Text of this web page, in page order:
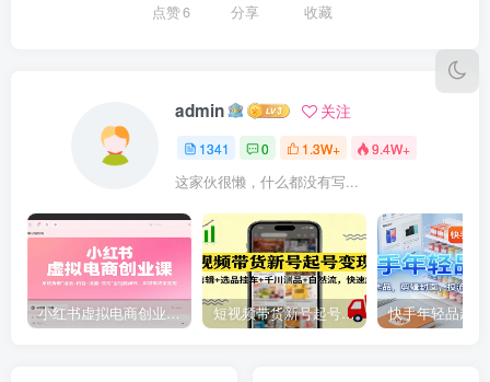
点赞6 分享 收藏
admin 关注
1341 0 1.3W+ 9.4W+
这家伙很懒，什么都没有写...
小红书虚拟电商创业课，系统拆解选品-内容-流量-变现，实现零成本变现 短视频带货新号起号变现课：引流剪辑 选品挂车 千川测品 自然流，快速起量